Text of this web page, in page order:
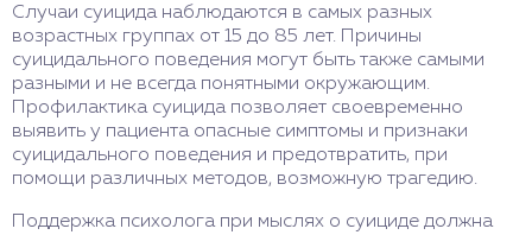
Случаи суицида наблюдаются в самых разных
возрастных группах от 15 до 85 лет. Причины
суицидального поведения могут быть также самыми
разными и не всегда понятными окружающим.
Профилактика суицида позволяет своевременно
выявить у пациента опасные симптомы и признаки
суицидального поведения и предотвратить, при
помощи различных методов, возможную трагедию.
Поддержка психолога при мыслях о суициде должна